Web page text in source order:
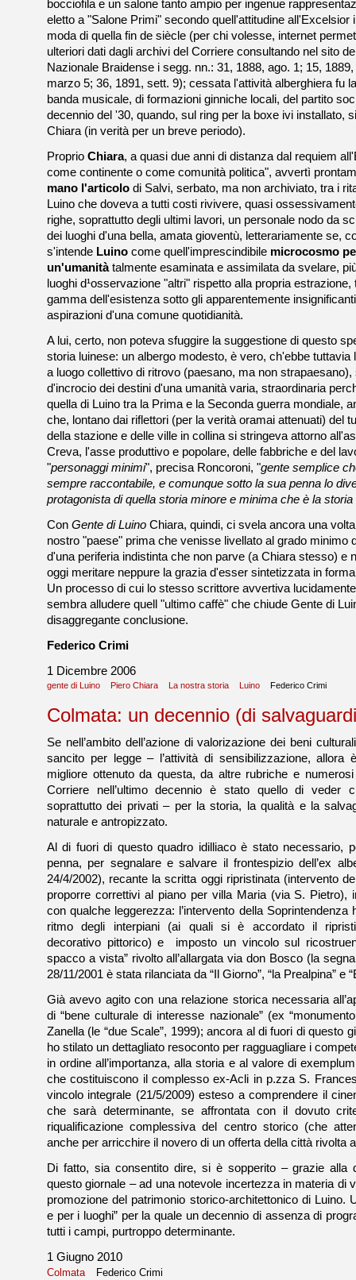
bocciofila e un salone tanto ampio per ingenue
eletto a "Salone Primi" secondo quell'attitudine all'Excelsior
moda di quella fin de siècle (per chi volesse, internet
ulteriori dati dagli archivi del Corriere consultando nel sito
Nazionale Braidense i segg. nn.: 31, 1888, ago. 1; 15,
marzo 5; 36, 1891, sett. 9); cessata l'attività alberghiera fu
banda musicale, di formazioni ginniche locali, del partito
decennio del '30, quando, sul ring per la boxe ivi installato,
Chiara (in verità per un breve periodo).
Proprio Chiara, a quasi due anni di distanza dal requiem
come continente o come comunità politica", avvertì
mano l'articolo di Salvi, serbato, ma non archiviato, tra i
Luino che doveva a tutti costi rivivere, quasi
righe, soprattutto degli ultimi lavori, un personale nodo da
dei luoghi d'una bella, amata gioventù, letterariamente se,
s'intende Luino come quell'imprescindibile microcosmo
un'umanitàtalmente esaminata e assimilata da svelare,
luoghi d¹osservazione "altri" rispetto alla propria
gamma dell'esistenza sotto gli apparentemente
aspirazioni d'una comune quotidianità.
A lui, certo, non poteva sfuggire la suggestione di questo
storia luinese: un albergo modesto, è vero, ch'ebbe tuttavia
a luogo collettivo di ritrovo (paesano, ma non strapaesano),
d'incrocio dei destini d'una umanità varia, straordinaria
quella di Luino tra la Prima e la Seconda guerra mondiale,
che, lontano dai riflettori (per la verità oramai attenuati) del
della stazione e delle ville in collina si stringeva attorno
Creva, l'asse produttivo e popolare, delle fabbriche e del
"personaggi minimi", precisa Roncoroni, "gente semplice
sempre raccontabile, e comunque sotto la sua penna lo
protagonista di quella storia minore e minima che è la storia
Con Gente di Luino Chiara, quindi, ci svela ancora una
nostro "paese" prima che venisse livellato al grado minimo
d'una periferia indistinta che non parve (a Chiara stesso) e
oggi meritare neppure la grazia d'esser sintetizzata in
Un processo di cui lo stesso scrittore avvertiva
sembra alludere quell "ultimo caffè" che chiude Gente di
disaggregante conclusione.
Federico Crimi
1 Dicembre 2006
gente di Luino Piero Chiara La nostra storia Luino Federico Crimi
Colmata: un decennio (di
Se nell’ambito dell’azione di valorizazione dei beni
sancito per legge – l’attività di sensibilizzazione, allora
migliore ottenuto da questa, da altre rubriche e
Corriere nell’ultimo decennio è stato quello di veder
soprattutto dei privati – per la storia, la qualità e la
naturale e antropizzato.
Al di fuori di questo quadro idilliaco è stato necessario,
penna, per segnalare e salvare il frontespizio dell’ex
24/4/2002), recante la scritta oggi ripristinata (intervento
proporre correttivi al piano per villa Maria (via S. Pietro),
con qualche leggerezza: l’intervento della Soprintendenza
ritmo degli interpiani (ai quali si è accordato il
decorativo pittorico) e imposto un vincolo sul
spacco a vista” rivolto all’allargata via don Bosco (la
28/11/2001 è stata rilanciata da “Il Giorno”, “la Prealpina” e
Già avevo agito con una relazione storica necessaria
di “bene culturale di interesse nazionale” (ex
Zanella (le “due Scale”, 1999); ancora al di fuori di questo
ho stilato un dettagliato resoconto per ragguagliare i
in ordine all’importanza, alla storia e al valore di
che costituiscono il complesso ex-Acli in p.zza S.
vincolo integrale (21/5/2009) esteso a comprendere il
che sarà determinante, se affrontata con il dovuto
riqualificazione complessiva del centro storico (che
anche per arricchire il novero di un offerta della città rivolta
Di fatto, sia consentito dire, si è sopperito – grazie alla
questo giornale – ad una notevole incertezza in materia di
promozione del patrimonio storico-architettonico di Luino.
e per i luoghi” per la quale un decennio di assenza di
tutti i campi, purtroppo determinante.
1 Giugno 2010
Colmata Federico Crimi